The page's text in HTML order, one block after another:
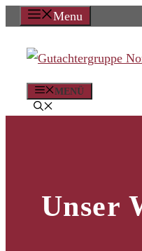
Zum
springen
Menu
MENÜ
Unser